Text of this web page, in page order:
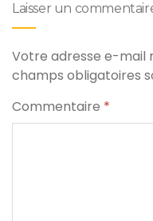
Laisser un
Votre adresse e-mail
champs obligatoires
Commentaire *